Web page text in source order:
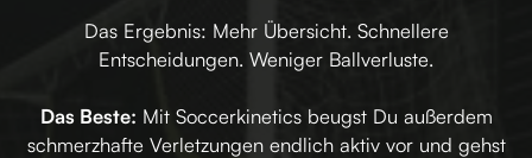
Das Ergebnis: Mehr Übersicht. Schnellere
Entscheidungen. Weniger Ballverluste.
Das Beste: Mit Soccerkinetics beugst Du außerdem
schmerzhafte Verletzungen endlich aktiv vor und gehst